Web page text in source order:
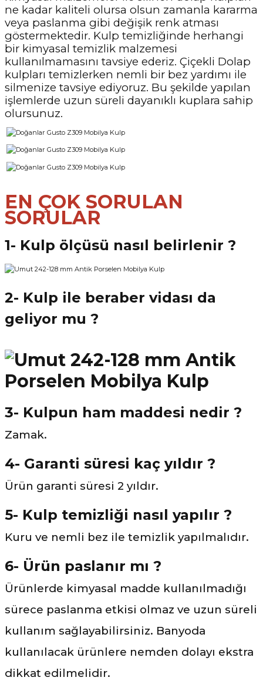
ne kadar kaliteli olursa olsun zamanla kararma
veya paslanma gibi değişik renk atması
göstermektedir. Kulp temizliğinde herhangi
bir kimyasal temizlik malzemesi
kullanılmamasını tavsiye ederiz. Çiçekli Dolap
kulpları temizlerken nemli bir bez yardımı ile
silmenize tavsiye ediyoruz. Bu şekilde yapılan
işlemlerde uzun süreli dayanıklı kuplara sahip
olursunuz.
EN ÇOK SORULAN
SORULAR
1- Kulp ölçüsü nasıl belirlenir ?
2- Kulp ile beraber vidası da
geliyor mu ?
3- Kulpun ham maddesi nedir ?
Zamak.
4- Garanti süresi kaç yıldır ?
Ürün garanti süresi 2 yıldır.
5- Kulp temizliği nasıl yapılır ?
Kuru ve nemli bez ile temizlik yapılmalıdır.
6- Ürün paslanır mı ?
Ürünlerde kimyasal madde kullanılmadığı
sürece paslanma etkisi olmaz ve uzun süreli
kullanım sağlayabilirsiniz. Banyoda
kullanılacak ürünlere nemden dolayı ekstra
dikkat edilmelidir.